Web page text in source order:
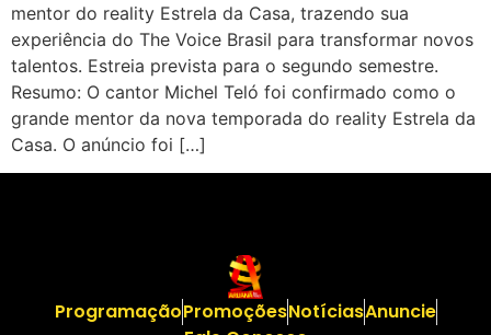
mentor do reality Estrela da Casa, trazendo sua
experiência do The Voice Brasil para transformar novos
talentos. Estreia prevista para o segundo semestre.
Resumo: O cantor Michel Teló foi confirmado como o
grande mentor da nova temporada do reality Estrela da
Casa. O anúncio foi […]
ProgramaçãoPromoçõesNotíciasAnuncie